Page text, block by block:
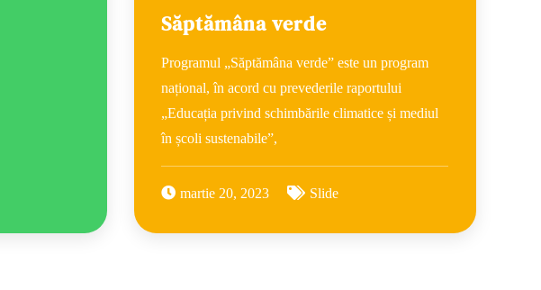
Săptămâna verde
Programul „Săptămâna verde” este un program
național, în acord cu prevederile raportului
„Educația privind schimbările climatice și mediul
în școli sustenabile”,
martie 20, 2023 Slide